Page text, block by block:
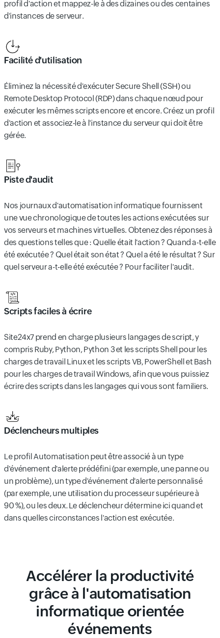
profil d'action et mappez-le à des dizaines ou des centaines
d'instances de serveur.
Facilité d'utilisation
Éliminez la nécessité d'exécuter Secure Shell (SSH) ou
Remote Desktop Protocol (RDP) dans chaque nœud pour
exécuter les mêmes scripts encore et encore. Créez un profil
d'action et associez-le à l'instance du serveur qui doit être
gérée.
Piste d'audit
Nos journaux d'automatisation informatique fournissent
une vue chronologique de toutes les actions exécutées sur
vos serveurs et machines virtuelles. Obtenez des réponses à
des questions telles que : Quelle était l'action ? Quand a-t-elle
été exécutée ? Quel était son état ? Quel a été le résultat ? Sur
quel serveur a-t-elle été exécutée ? Pour faciliter l'audit.
Scripts faciles à écrire
Site24x7 prend en charge plusieurs langages de script, y
compris Ruby, Python, Python 3 et les scripts Shell pour les
charges de travail Linux et les scripts VB, PowerShell et Bash
pour les charges de travail Windows, afin que vous puissiez
écrire des scripts dans les langages qui vous sont familiers.
Déclencheurs multiples
Le profil Automatisation peut être associé à un type
d'événement d'alerte prédéfini (par exemple, une panne ou
un problème), un type d'événement d'alerte personnalisé
(par exemple, une utilisation du processeur supérieure à
90 %), ou les deux. Le déclencheur détermine ici quand et
dans quelles circonstances l'action est exécutée.
Accélérer la productivité
grâce à l'automatisation
informatique orientée
événements